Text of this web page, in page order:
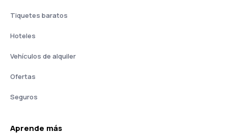
Tiquetes baratos
Hoteles
Vehículos de alquiler
Ofertas
Seguros
Aprende más